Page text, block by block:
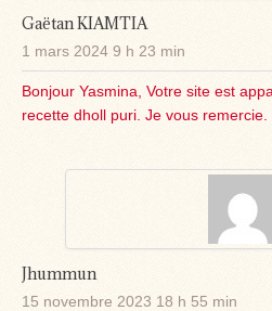
Gaëtan KIAMTIA
1 mars 2024 9 h 23 min
Bonjour Yasmina, Votre site est
recette dholl puri. Je vous remercie.
Jhummun
15 novembre 2023 18 h 55 min